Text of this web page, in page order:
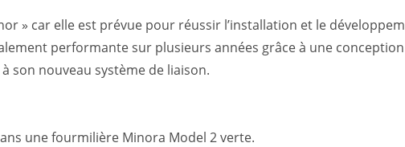
» car elle est prévue pour réussir l’installation et le
performante sur plusieurs années grâce à une
son nouveau système de liaison.
une fourmilière Minora Model 2 verte.